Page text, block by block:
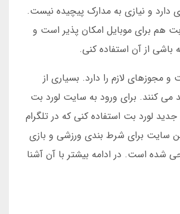
دارد و نیازی به مدارک پیچیده نیست.
بت هم برای موبایل امکان پذیر است و
از آن استفاده کنی.
مجوزهای لازم را دارد. بسیاری از
می کنند. برای ورود به سایت لورد بت
لورد بت استفاده کنی که در تلگرام
سایت برای شرط بندی ورزشی و بازی
شده است. در ادامه بیشتر با آن آشنا